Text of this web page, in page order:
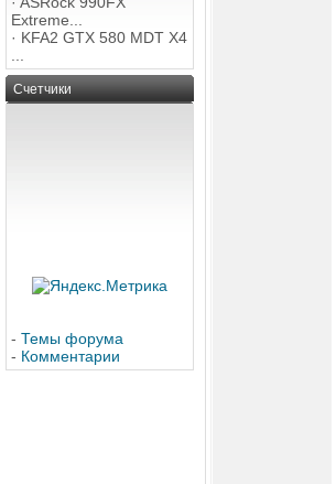
Extreme...
· KFA2 GTX 580 MDT X4
Счетчики
- Темы форума
- Комментарии